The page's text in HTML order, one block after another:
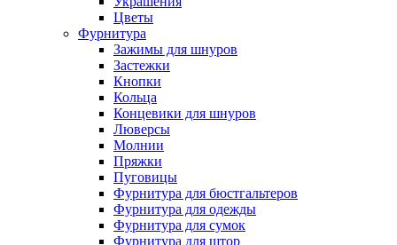
Цветы
Фурнитура
Зажимы для шнуров
Застежки
Кнопки
Кольца
Концевики для шнуров
Люверсы
Молнии
Пряжки
Пуговицы
Фурнитура для бюстгальтеров
Фурнитура для одежды
Фурнитура для сумок
Фурнитура для штор